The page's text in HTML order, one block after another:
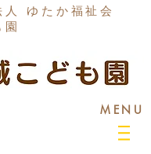
人 ゆたか福祉会
MENU